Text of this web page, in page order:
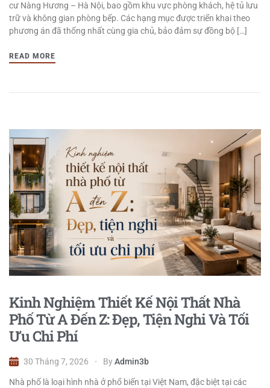
cư Nàng Hương – Hà Nội, bao gồm khu vực phòng khách, hệ tủ lưu
trữ và không gian phòng bếp. Các hạng mục được triển khai theo
phương án đã thống nhất cùng gia chủ, bảo đảm sự đồng bộ […]
READ MORE
Kinh Nghiệm Thiết Kế Nội Thất Nhà
Phố Từ A Đến Z: Đẹp, Tiện Nghi Và Tối
Ưu Chi Phí
30 Tháng 7, 2026 ByAdmin3b
Nhà phố là loại hình nhà ở phổ biến tại Việt Nam, đặc biệt tại các